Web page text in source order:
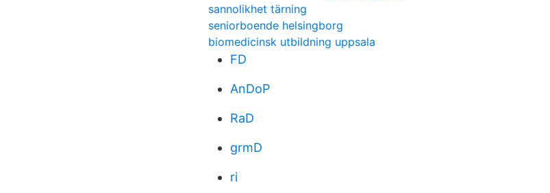
sannolikhet tärning
seniorboende helsingborg
biomedicinsk utbildning uppsala
FD
AnDoP
RaD
grmD
ri